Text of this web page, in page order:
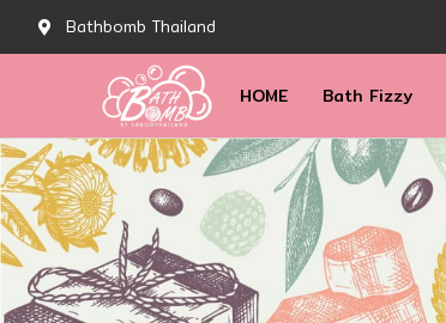
Bathbomb Thailand
HOME Bath Fizzy